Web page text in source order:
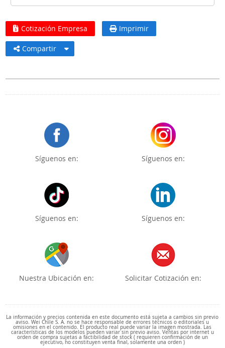
Cotización Empresa Imprimir
Compartir
Síguenos en: Síguenos en:
Síguenos en: Síguenos en:
Nuestra Ubicación en: Solicitar Cotización en:
La información y precios contenida en este documento está sujeta a cambios sin previo
aviso. Wei Chile S. A. no se hace responsable de errores técnicos o editoriales u
omisiones en el contenido. El producto real puede variar la imagen mostrada. Las
características de los modelos pueden variar sin previo aviso. Ventas por internet u
orden de compra sujetas a factibilidad de stock ( requieren confirmación de un
ejecutivo, no constituyen venta final, solamente una orden )